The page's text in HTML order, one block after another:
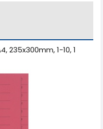
235x300mm, 1-10, 1